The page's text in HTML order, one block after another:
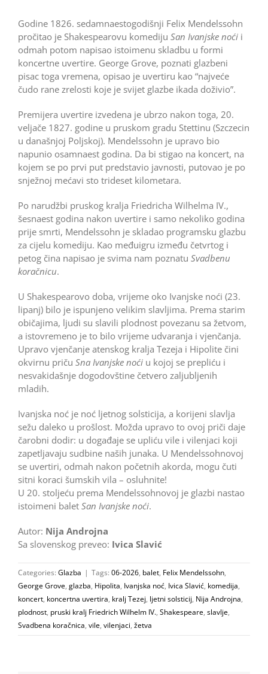
Godine 1826. sedamnaestogodišnji Felix Mendelssohn
pročitao je Shakespearovu komediju San Ivanjske noći i
odmah potom napisao istoimenu skladbu u formi
koncertne uvertire. George Grove, poznati glazbeni
pisac toga vremena, opisao je uvertiru kao “najveće
čudo rane zrelosti koje je svijet glazbe ikada doživio”.
Premijera uvertire izvedena je ubrzo nakon toga, 20.
veljače 1827. godine u pruskom gradu Stettinu (Szczecin
u današnjoj Poljskoj). Mendelssohn je upravo bio
napunio osamnaest godina. Da bi stigao na koncert, na
kojem se po prvi put predstavio javnosti, putovao je po
snježnoj mećavi sto trideset kilometara.
Po narudžbi pruskog kralja Friedricha Wilhelma IV.,
šesnaest godina nakon uvertire i samo nekoliko godina
prije smrti, Mendelssohn je skladao programsku glazbu
za cijelu komediju. Kao međuigru između četvrtog i
petog čina napisao je svima nam poznatu Svadbenu
koračnicu.
U Shakespearovo doba, vrijeme oko Ivanjske noći (23.
lipanj) bilo je ispunjeno velikim slavljima. Prema starim
običajima, ljudi su slavili plodnost povezanu sa žetvom,
a istovremeno je to bilo vrijeme udvaranja i vjenčanja.
Upravo vjenčanje atenskog kralja Tezeja i Hipolite čini
okvirnu priču Sna Ivanjske noći u kojoj se prepliću i
nesvakidašnje dogodovštine četvero zaljubljenih
mladih.
Ivanjska noć je noć ljetnog solsticija, a korijeni slavlja
sežu daleko u prošlost. Možda upravo to ovoj priči daje
čarobni dodir: u događaje se upliću vile i vilenjaci koji
zapetljavaju sudbine naših junaka. U Mendelssohnovoj
se uvertiri, odmah nakon početnih akorda, mogu čuti
sitni koraci šumskih vila – osluhnite!
U 20. stoljeću prema Mendelssohnovoj je glazbi nastao
istoimeni balet San Ivanjske noći.
Autor: Nija Androjna
Sa slovenskog preveo: Ivica Slavić
Categories: Glazba | Tags: 06-2026, balet, Felix Mendelssohn,
George Grove, glazba, Hipolita, Ivanjska noć, Ivica Slavić, komedija,
koncert, koncertna uvertira, kralj Tezej, ljetni solsticij, Nija Androjna,
plodnost, pruski kralj Friedrich Wilhelm IV., Shakespeare, slavlje,
Svadbena koračnica, vile, vilenjaci, žetva